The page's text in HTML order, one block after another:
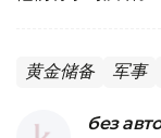
黄金储备 军事
без